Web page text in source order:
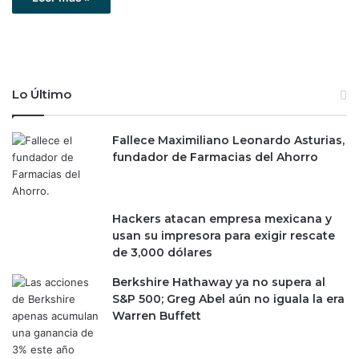
Lo Último
Fallece Maximiliano Leonardo Asturias,
fundador de Farmacias del Ahorro
Hackers atacan empresa mexicana y
usan su impresora para exigir rescate
de 3,000 dólares
Berkshire Hathaway ya no supera al
S&P 500; Greg Abel aún no iguala la era
Warren Buffett